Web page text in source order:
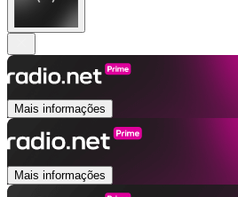
Mais informações
Mais informações